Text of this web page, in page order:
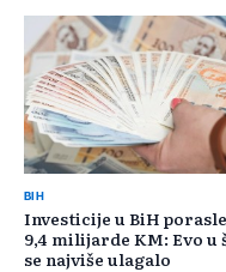
BIH
Investicije u BiH
9,4 milijarde KM: Evo u
se najviše ulagalo